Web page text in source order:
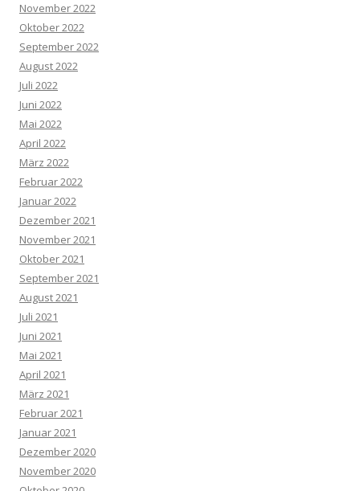
November 2022
Oktober 2022
September 2022
August 2022
Juli 2022
Juni 2022
Mai 2022
April 2022
März 2022
Februar 2022
Januar 2022
Dezember 2021
November 2021
Oktober 2021
September 2021
August 2021
Juli 2021
Juni 2021
Mai 2021
April 2021
März 2021
Februar 2021
Januar 2021
Dezember 2020
November 2020